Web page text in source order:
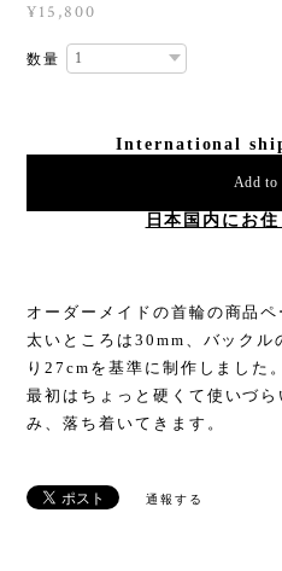
¥15,800
数量
International
Add to
日本国内にお
オーダーメイドの首輪の商品ペ
太いところは30mm、バックル
り27cmを基準に制作しました。
最初はちょっと硬くて使いづ
み、落ち着いてきます。
通報する